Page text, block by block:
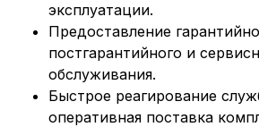
эксплуатации.
Предоставление
постгарантийного и
обслуживания.
Быстрое реагирование
оперативная поставка